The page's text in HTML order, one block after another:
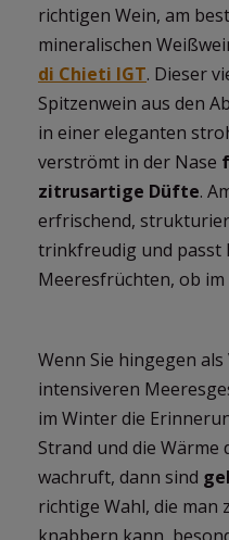
richtigen Wein, am
mineralischen
di Chieti IGT. Dieser
Spitzenwein aus den
in einer eleganten
verströmt in der Nase
zitrusartige Düfte.
erfrischend,
trinkfreudig und passt
Meeresfrüchten, ob
Wenn Sie hingegen
intensiveren
im Winter die
Strand und die Wärme
wachruft, dann sind
richtige Wahl, die man